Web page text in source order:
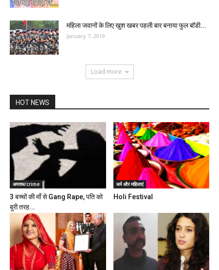
महिला जवानों के लिए खुश खबर पहली बार बनाया फुल बॉडी...
January 7, 2019
Load more
HOT NEWS
अपराध/crime
3 बच्चों की माँ से Gang Rape, पति को
बुरी तरह...
धर्म और महिलाएं
Holi Festival